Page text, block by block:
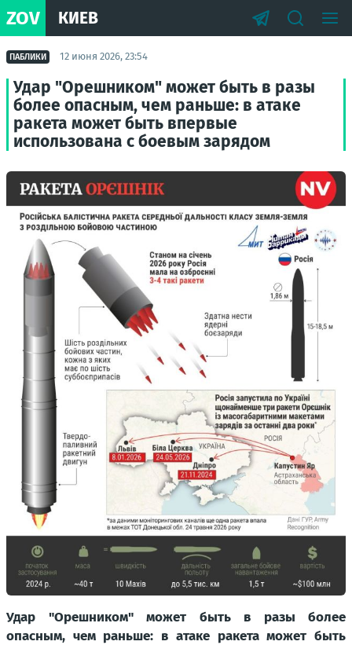
ZOV КИЕВ
ПАБЛИКИ 12 июня 2026, 23:54
Удар "Орешником" может быть в разы
более опасным, чем раньше: в атаке
ракета может быть впервые
использована с боевым зарядом
Удар "Орешником" может быть в разы более
опасным, чем раньше: в атаке ракета может быть